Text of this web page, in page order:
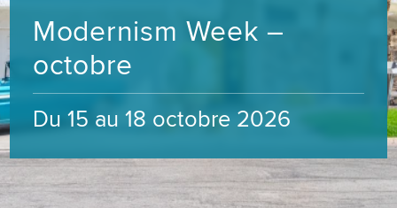
Modernism Week –
octobre
Du 15 au 18 octobre 2026